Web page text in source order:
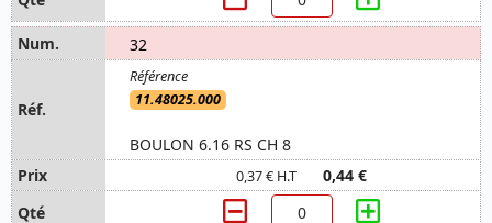
32
11.48025.000
BOULON 6.16 RS CH 8
0,37 € H.T 0,44 €